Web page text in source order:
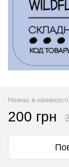
Немає в наявності
200 грн